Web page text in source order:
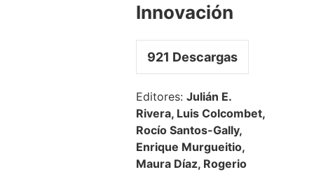
Innovación
921 Descargas
Editores:Julián E.
Rivera, Luis Colcombet,
Rocío Santos-Gally,
Enrique Murgueitio,
Maura Díaz, Rogerio